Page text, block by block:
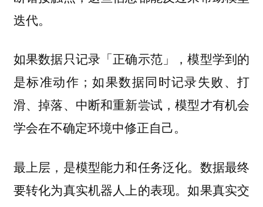
迭代。
如果数据只记录「正确示范」，模型学到的
是标准动作；如果数据同时记录失败、打
滑、掉落、中断和重新尝试，模型才有机会
学会在不确定环境中修正自己。
最上层，是模型能力和任务泛化。 数据最终
要转化为真实机器人上的表现。如果真实交